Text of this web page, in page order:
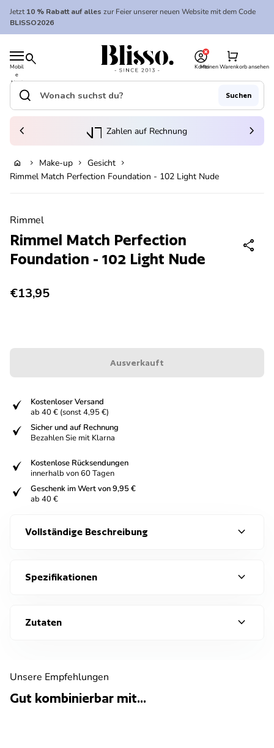
Ausverkauft
Zum Inhalt springen
Jetzt10 % Rabatt auf alles zur Feier unserer neuen Website mit dem Code
BLISSO2026
Mobil
e
Navi
gatio
search
Startseite
Konto
Meinen Warenkorb ansehen
shopping_cart
Startseite
Suche"
search Suchen
(Link öffnet in neuem Tab/Fenster)
Zahlen auf Rechnung
chevron_left chevron_right
home chevron_right Make-up chevron_right Gesicht chevron_right
Rimmel Match Perfection Foundation - 102 Light Nude
Rimmel
Rimmel Match Perfection
Foundation - 102 Light Nude
share
Regulärer Preis
€13,95
Ausverkauft
Kostenloser Versand
ab 40 € (sonst 4,95 €)
Sicher und auf Rechnung
Bezahlen Sie mit Klarna
Kostenlose Rücksendungen
innerhalb von 60 Tagen
Geschenk im Wert von 9,95 €
ab 40 €
Vollständige Beschreibung expand_more
Spezifikationen expand_more
Zutaten expand_more
Unsere Empfehlungen
Gut kombinierbar mit...